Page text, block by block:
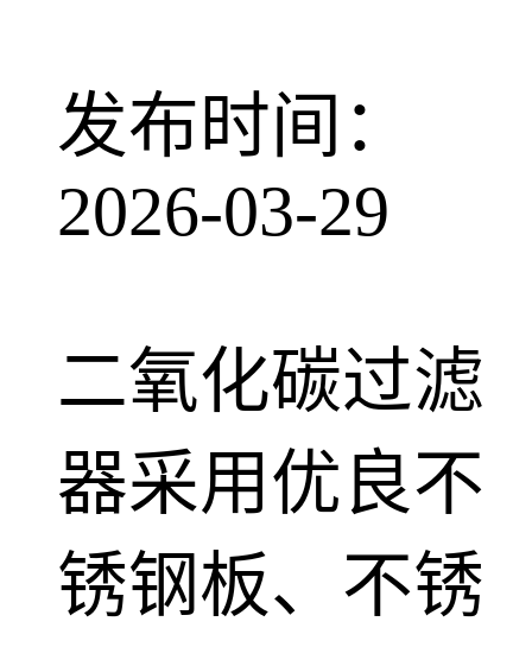
发布时间：
2026-03-29
二氧化碳过滤
器采用优良不
锈钢板、不锈